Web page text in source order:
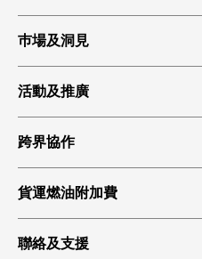
巿場及洞見
活動及推廣
跨界協作
貨運燃油附加費
聯絡及支援